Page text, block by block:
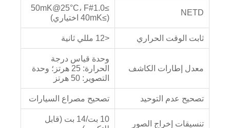
NETD
≥50mK@25°C، F#1.0
(≥40mK اختياري)
ثابت الوقت الحراري <12 مللي ثانية
معدل إطارات الكاشف
وحدة قياس درجة
الحرارة: 25 هرتز؛ وحدة
التصوير: 50 هرتز
تصحيح عدم التوحيد تصحيح مصراع السيارات
تنسيقات إخراج الصور
10 بت/14 بت (قابل